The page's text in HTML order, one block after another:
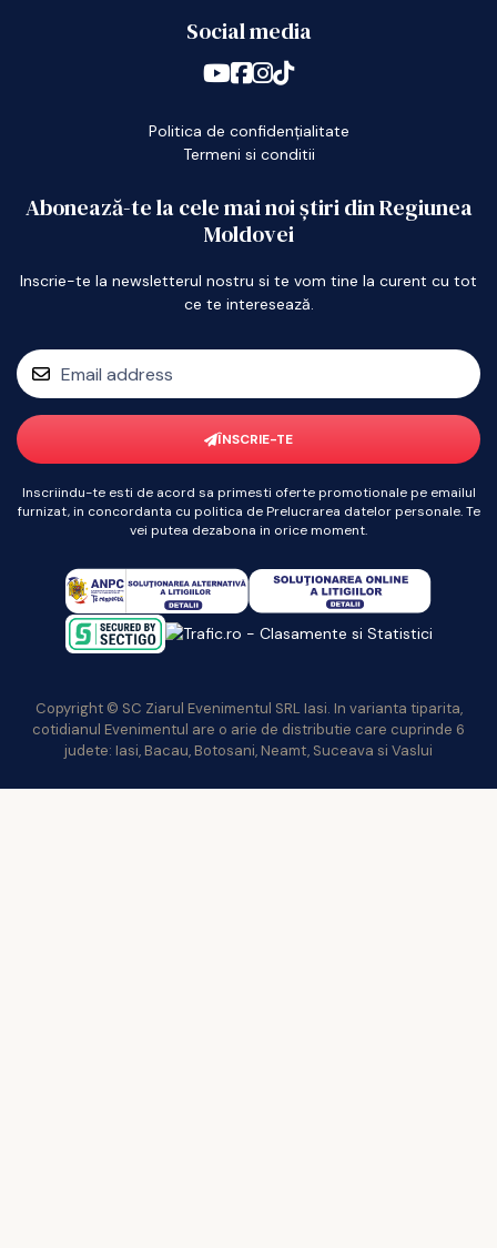
Social media
Politica de confidențialitate
Termeni si conditii
Abonează-te la cele mai noi știri din Regiunea
Moldovei
Inscrie-te la newsletterul nostru si te vom tine la curent cu tot
ce te interesează.
ÎNSCRIE-TE
Inscriindu-te esti de acord sa primesti oferte promotionale pe emailul
furnizat, in concordanta cu politica de Prelucrarea datelor personale. Te
vei putea dezabona in orice moment.
Copyright © SC Ziarul Evenimentul SRL Iasi. In varianta tiparita,
cotidianul Evenimentul are o arie de distributie care cuprinde 6
judete: Iasi, Bacau, Botosani, Neamt, Suceava si Vaslui